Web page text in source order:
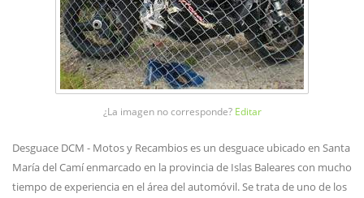
¿La imagen no corresponde? Editar
Desguace DCM - Motos y Recambios es un desguace ubicado en Santa
María del Camí enmarcado en la provincia de Islas Baleares con mucho
tiempo de experiencia en el área del automóvil. Se trata de uno de los